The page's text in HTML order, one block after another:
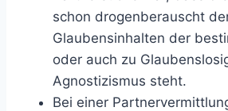
schon drogenberauscht
Glaubensinhalten der
oder auch zu
Agnostizismus steht.
Bei einer